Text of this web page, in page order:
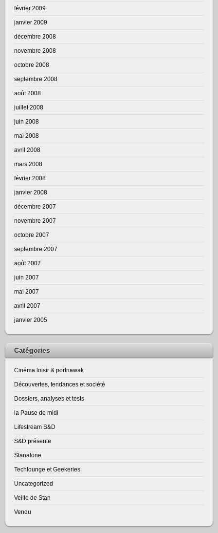
février 2009
janvier 2009
décembre 2008
novembre 2008
octobre 2008
septembre 2008
août 2008
juillet 2008
juin 2008
mai 2008
avril 2008
mars 2008
février 2008
janvier 2008
décembre 2007
novembre 2007
octobre 2007
septembre 2007
août 2007
juin 2007
mai 2007
avril 2007
janvier 2005
Catégories
Cinéma loisir & portnawak
Découvertes, tendances et société
Dossiers, analyses et tests
la Pause de midi
Lifestream S&D
S&D présente
Stanalone
Techlounge et Geekeries
Uncategorized
Veille de Stan
Vendu